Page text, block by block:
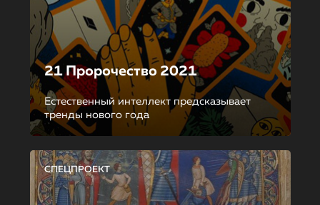
21 Пророчество 2021
Естественный интеллект предсказывает
тренды нового года
СПЕЦПРОЕКТ